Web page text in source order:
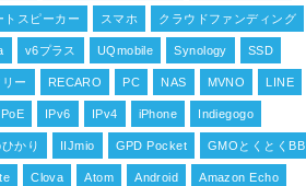
トスピーカー スマホ クラウドファンディング
v6プラス UQmobile Synology SSD
ー RECARO PC NAS MVNO LINE
IPv6 IPv4 iPhone Indiegogo
かり IIJmio GPD Pocket GMOとくとくBB
Clova Atom Android Amazon Echo